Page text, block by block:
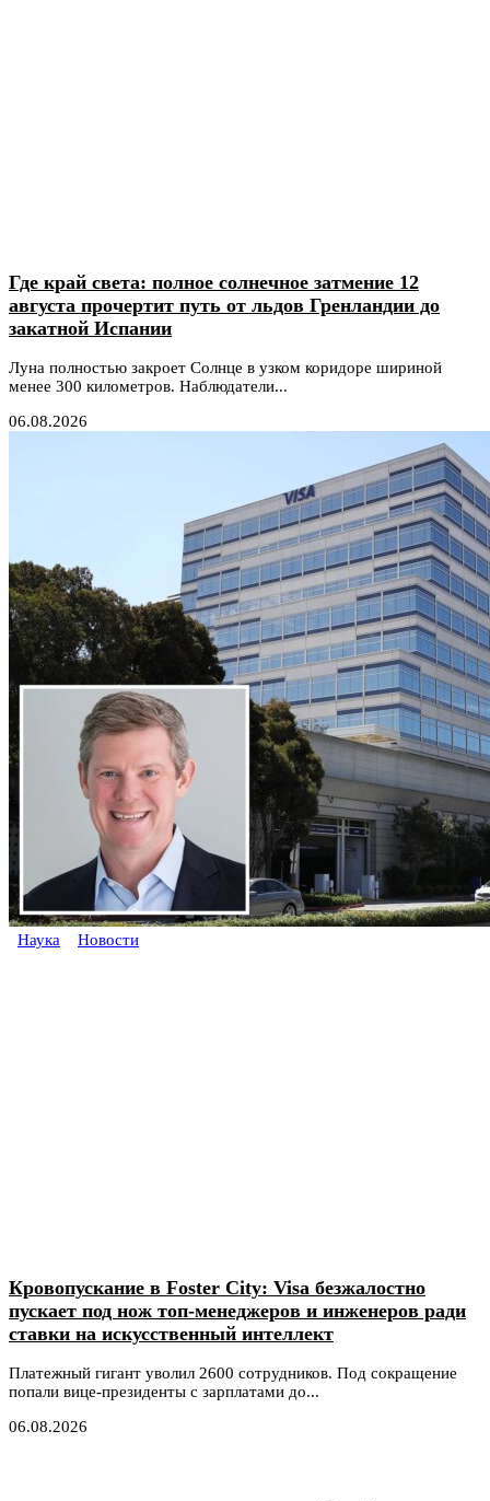
Где край света: полное солнечное затмение 12
августа прочертит путь от льдов Гренландии до
закатной Испании
Луна полностью закроет Солнце в узком коридоре шириной
менее 300 километров. Наблюдатели...
06.08.2026
Наука Новости
Кровопускание в Foster City: Visa безжалостно
пускает под нож топ-менеджеров и инженеров ради
ставки на искусственный интеллект
Платежный гигант уволил 2600 сотрудников. Под сокращение
попали вице-президенты с зарплатами до...
06.08.2026